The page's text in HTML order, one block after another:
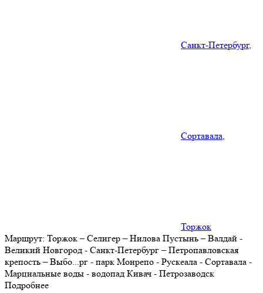
Санкт-Петербург,
Сортавала,
Торжок
Маршрут: Торжок – Селигер – Нилова Пустынь – Валдай -
Великий Новгород - Санкт-Петербург – Петропавловская
крепость – Выбо...рг - парк Монрепо - Рускеала - Сортавала -
Марциальные воды - водопад Кивач - Петрозаводск
Подробнее